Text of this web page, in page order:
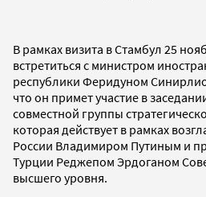
В рамках визита в Стамбул 25
встретиться с министром
республики Феридуном
что он примет участие в
совместной группы
которая действует в рамках
России Владимиром Путиным и
Турции Реджепом Эрдоганом
высшего уровня.